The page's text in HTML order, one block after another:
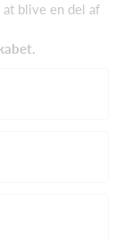
blive en del af